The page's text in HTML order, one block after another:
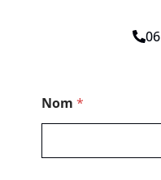
Nom *